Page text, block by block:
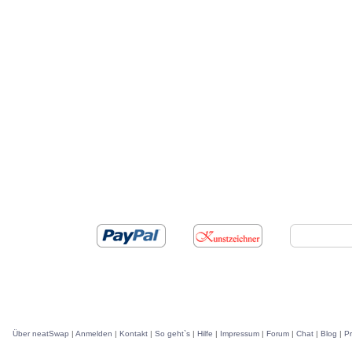
Über neatSwap | Anmelden | Kontakt | So geht`s | Hilfe | Impressum | Forum | Chat | Blog |